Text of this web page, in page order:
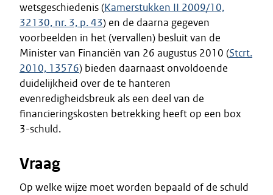
wetsgeschiedenis (Kamerstukken II 2009/10,
32130, nr. 3, p. 43) en de daarna gegeven
voorbeelden in het (vervallen) besluit van de
Minister van Financiën van 26 augustus 2010 (Stcrt.
2010, 13576) bieden daarnaast onvoldoende
duidelijkheid over de te hanteren
evenredigheidsbreuk als een deel van de
financieringskosten betrekking heeft op een box
3-schuld.
Vraag
Op welke wijze moet worden bepaald of de schuld